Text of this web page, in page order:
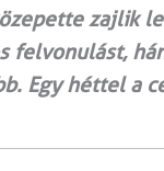
zajlik
felvonulást,
Egy héttel a